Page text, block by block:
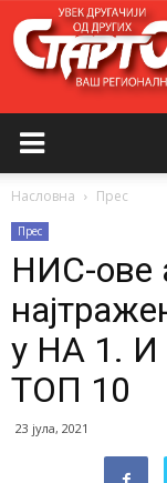
Насловна Прес
Прес
НИС-ове
у НА 1.
ТОП 10
23 јула, 2021